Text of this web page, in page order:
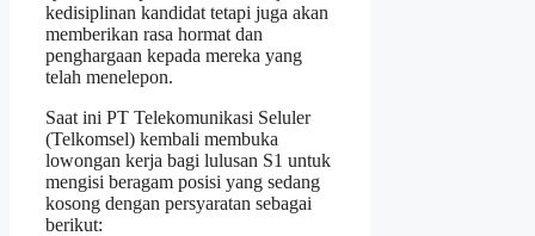
kedisiplinan kandidat tetapi juga akan
memberikan rasa hormat dan
penghargaan kepada mereka yang
telah menelepon.
Saat ini PT Telekomunikasi Seluler
(Telkomsel) kembali membuka
lowongan kerja bagi lulusan S1 untuk
mengisi beragam posisi yang sedang
kosong dengan persyaratan sebagai
berikut: